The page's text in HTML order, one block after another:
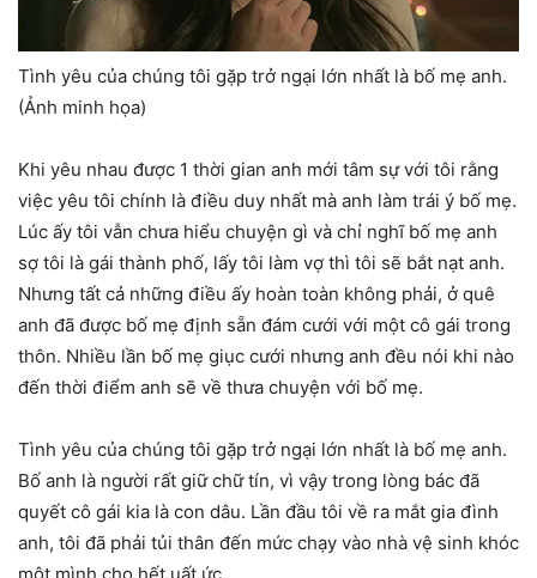
Tình yêu của chúng tôi gặp trở ngại lớn nhất là bố mẹ anh.
(Ảnh minh họa)
Khi yêu nhau được 1 thời gian anh mới tâm sự với tôi rằng
việc yêu tôi chính là điều duy nhất mà anh làm trái ý bố mẹ.
Lúc ấy tôi vẫn chưa hiểu chuyện gì và chỉ nghĩ bố mẹ anh
sợ tôi là gái thành phố, lấy tôi làm vợ thì tôi sẽ bắt nạt anh.
Nhưng tất cả những điều ấy hoàn toàn không phải, ở quê
anh đã được bố mẹ định sẵn đám cưới với một cô gái trong
thôn. Nhiều lần bố mẹ giục cưới nhưng anh đều nói khi nào
đến thời điểm anh sẽ về thưa chuyện với bố mẹ.
Tình yêu của chúng tôi gặp trở ngại lớn nhất là bố mẹ anh.
Bố anh là người rất giữ chữ tín, vì vậy trong lòng bác đã
quyết cô gái kia là con dâu. Lần đầu tôi về ra mắt gia đình
anh, tôi đã phải tủi thân đến mức chạy vào nhà vệ sinh khóc
một mình cho hết uất ức.